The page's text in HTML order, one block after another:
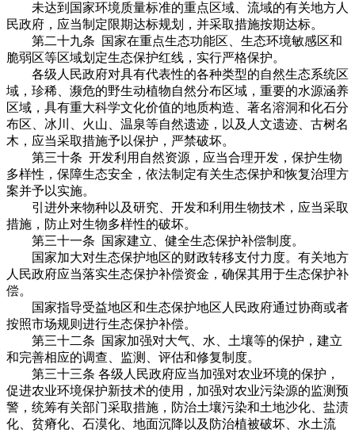
未达到国家环境质量标准的重点区域、流域的有关地方人
民政府，应当制定限期达标规划，并采取措施按期达标。
第二十九条 国家在重点生态功能区、生态环境敏感区和
脆弱区等区域划定生态保护红线，实行严格保护。
各级人民政府对具有代表性的各种类型的自然生态系统区
域，珍稀、濒危的野生动植物自然分布区域，重要的水源涵养
区域，具有重大科学文化价值的地质构造、著名溶洞和化石分
布区、冰川、火山、温泉等自然遗迹，以及人文遗迹、古树名
木，应当采取措施予以保护，严禁破坏。
第三十条 开发利用自然资源，应当合理开发，保护生物
多样性，保障生态安全，依法制定有关生态保护和恢复治理方
案并予以实施。
引进外来物种以及研究、开发和利用生物技术，应当采取
措施，防止对生物多样性的破坏。
第三十一条 国家建立、健全生态保护补偿制度。
国家加大对生态保护地区的财政转移支付力度。有关地方
人民政府应当落实生态保护补偿资金，确保其用于生态保护补
偿。
国家指导受益地区和生态保护地区人民政府通过协商或者
按照市场规则进行生态保护补偿。
第三十二条 国家加强对大气、水、土壤等的保护，建立
和完善相应的调查、监测、评估和修复制度。
第三十三条 各级人民政府应当加强对农业环境的保护，
促进农业环境保护新技术的使用，加强对农业污染源的监测预
警，统筹有关部门采取措施，防治土壤污染和土地沙化、盐渍
化、贫瘠化、石漠化、地面沉降以及防治植被破坏、水土流